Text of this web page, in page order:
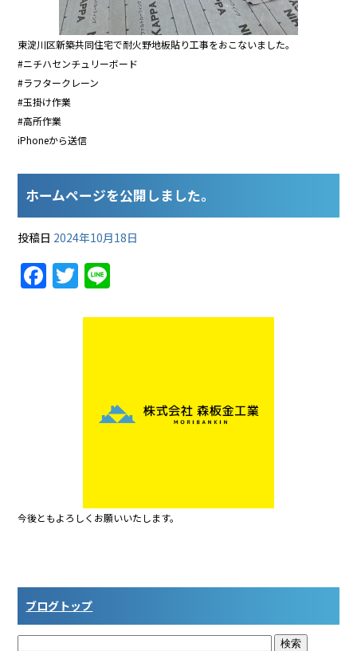
東淀川区新築共同住宅で耐火野地板貼り工事をおこないました。
#ニチハセンチュリーボード
#ラフタークレーン
#玉掛け作業
#高所作業
iPhoneから送信
ホームページを公開しました。
投稿日 2024年10月18日
F T
itte
今後ともよろしくお願いいたします。
ブログトップ